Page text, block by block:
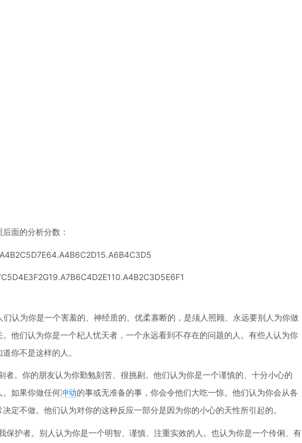
面的分析分数：
认为你是一个害羞的、神经质的、优柔寡断的，是须人照顾、永远要别人为你做
他们认为你是一个杞人忧天者，一个永远看到不存在的问题的人。有些人认为你
你不是这样的人。
者。你的朋友认为你勤勉刻苦、很挑剔。他们认为你是一个谨慎的、十分小心的
。如果你做任何冲动的事或无准备的事，你会令他们大吃一惊。他们认为你会从各
定不做。他们认为对你的这种反应一部分是因为你的小心的天性所引起的。
保护者。别人认为你是一个明智、谨慎、注重实效的人。也认为你是一个伶俐、有